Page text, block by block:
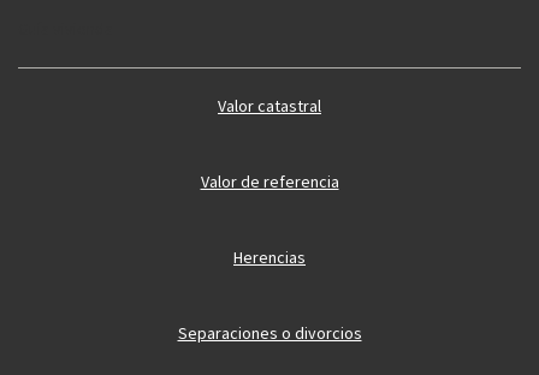
Valor catastral
Valor de referencia
Herencias
Separaciones o divorcios